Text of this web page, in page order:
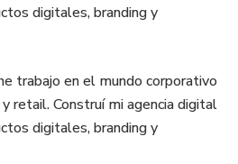
digitales, branding y
trabajo en el mundo corporativo
retail. Construí mi agencia digital
digitales, branding y